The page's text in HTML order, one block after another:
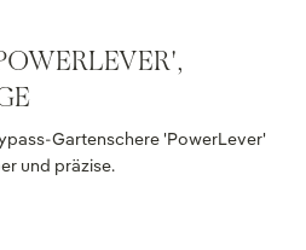
Gartenschere 'PowerLever'
und präzise.